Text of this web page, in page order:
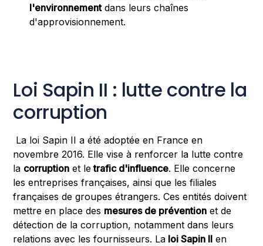
l'environnementdans leurs chaînes
d'approvisionnement.
Loi Sapin II : lutte contre la
corruption
La loi Sapin II a été adoptée en France en
novembre 2016. Elle vise à renforcer la lutte contre
la corruption et letrafic d'influence. Elle concerne
les entreprises françaises, ainsi que les filiales
françaises de groupes étrangers. Ces entités doivent
mettre en place des mesures de prévention et de
détection de la corruption, notamment dans leurs
relations avec les fournisseurs. La loi Sapin II en